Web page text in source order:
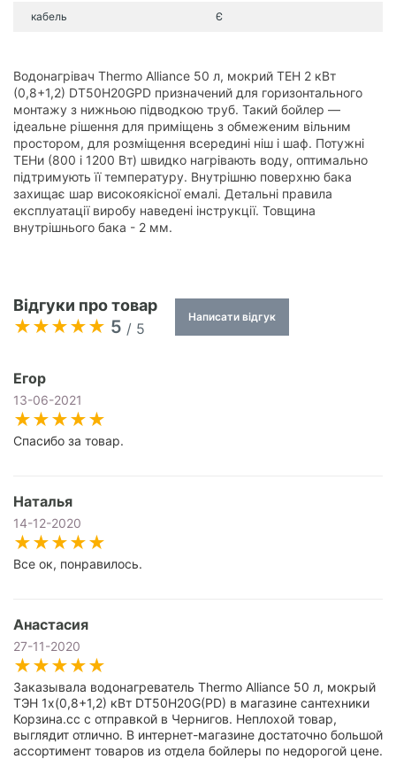
кабель Є
Водонагрівач Thermo Alliance 50 л, мокрий ТЕН 2 кВт
(0,8+1,2) DT50H20GPD призначений для горизонтального
монтажу з нижньою підводкою труб. Такий бойлер —
ідеальне рішення для приміщень з обмеженим вільним
простором, для розміщення всередині ніш і шаф. Потужні
ТЕНи (800 і 1200 Вт) швидко нагрівають воду, оптимально
підтримують її температуру. Внутрішню поверхню бака
захищає шар високоякісної емалі. Детальні правила
експлуатації виробу наведені інструкції. Товщина
внутрішнього бака - 2 мм.
Відгуки про товар
5 / 5
Написати відгук
Егор
13-06-2021
Спасибо за товар.
Наталья
14-12-2020
Все ок, понравилось.
Анастасия
27-11-2020
Заказывала водонагреватель Thermo Alliance 50 л, мокрый
ТЭН 1х(0,8+1,2) кВт DT50H20G(PD) в магазине сантехники
Корзина.сс с отправкой в Чернигов. Неплохой товар,
выглядит отлично. В интернет-магазине достаточно большой
ассортимент товаров из отдела бойлеры по недорогой цене.